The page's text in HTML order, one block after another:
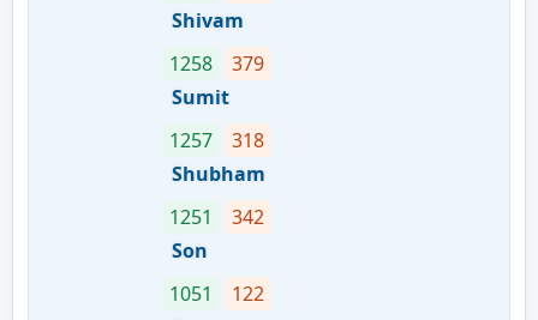
Shivam
1258
379
Sumit
1257
318
Shubham
1251
342
Son
1051
122